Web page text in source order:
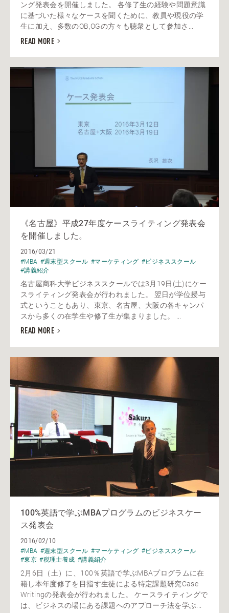
ング発表会を開催しました。 各修了生の経験や問題意識
に基づいた様々なケースを聞くために、教員や現役の学
生に加え、多数のOB,OGの方々も聴衆として参加さ...
READ MORE
《名古屋》平成27年度ケースライティング発表会
を開催しました。
2016/03/21
#MBA #週末型スクール #マーケティング #ビジネススクール
#講義紹介
名古屋商科大学ビジネススクールでは3月19日(土)にケー
スライティング発表会が行われました。 翌日が学位授与
式ということもあり、東京、名古屋、大阪の各キャンパ
スから多くの在学生や修了生が集まりました。 ...
READ MORE
100%英語で学ぶMBAプログラムのビジネスケー
ス発表会
2016/02/10
#MBA #週末型スクール #マーケティング #ビジネススクール
#東京 #税理士養成 #講義紹介
2月6日（土）に、100％英語で学ぶMBAプログラムに在
籍し本年度修了を目指す生徒による特定課題研究Case
Writingの発表会が行われました。 ケースライティングで
は、ビジネスの場にある課題へのアプローチ法を学ぶ...